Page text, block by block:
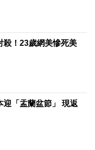
殺！23歲網美慘死美
迎「盂蘭盆節」 現返